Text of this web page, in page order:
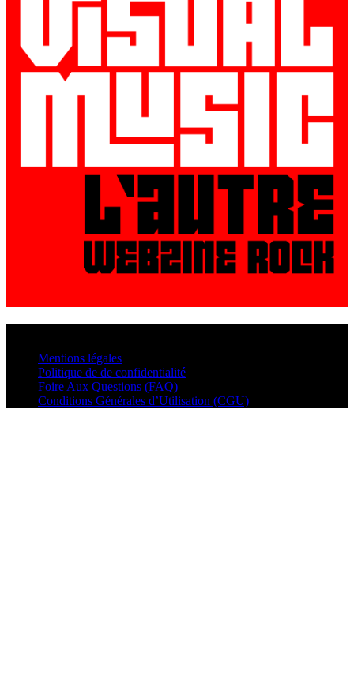
Mentions légales
Politique de de confidentialité
Foire Aux Questions (FAQ)
Conditions Générales d’Utilisation (CGU)